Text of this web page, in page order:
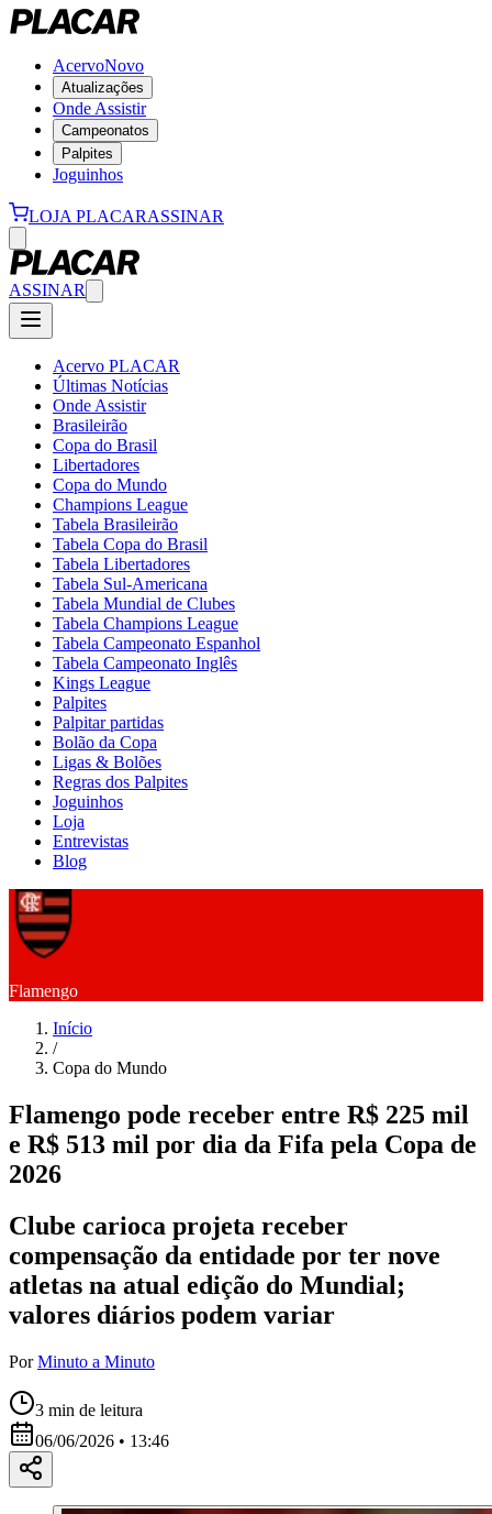
AcervoNovo
Atualizações
Onde Assistir
Campeonatos
Palpites
Joguinhos
LOJA PLACARASSINAR
ASSINAR
Acervo PLACAR
Últimas Notícias
Onde Assistir
Brasileirão
Copa do Brasil
Libertadores
Copa do Mundo
Champions League
Tabela Brasileirão
Tabela Copa do Brasil
Tabela Libertadores
Tabela Sul-Americana
Tabela Mundial de Clubes
Tabela Champions League
Tabela Campeonato Espanhol
Tabela Campeonato Inglês
Kings League
Palpites
Palpitar partidas
Bolão da Copa
Ligas & Bolões
Regras dos Palpites
Joguinhos
Loja
Entrevistas
Blog
Flamengo
Início
/
Copa do Mundo
Flamengo pode receber entre R$ 225 mil
e R$ 513 mil por dia da Fifa pela Copa de
2026
Clube carioca projeta receber
compensação da entidade por ter nove
atletas na atual edição do Mundial;
valores diários podem variar
Por Minuto a Minuto
3 min de leitura
06/06/2026 • 13:46